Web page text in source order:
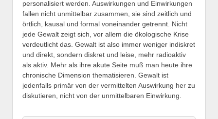
personalisiert werden. Auswirkungen und Einwirkungen
fallen nicht unmittelbar zusammen, sie sind zeitlich und
örtlich, kausal und formal voneinander getrennt. Nicht
jede Gewalt zeigt sich, vor allem die ökologische Krise
verdeutlicht das. Gewalt ist also immer weniger indiskret
und direkt, sondern diskret und leise, mehr radioaktiv
als aktiv. Mehr als ihre akute Seite muß man heute ihre
chronische Dimension thematisieren. Gewalt ist
jedenfalls primär von der vermittelten Auswirkung her zu
diskutieren, nicht von der unmittelbaren Einwirkung.